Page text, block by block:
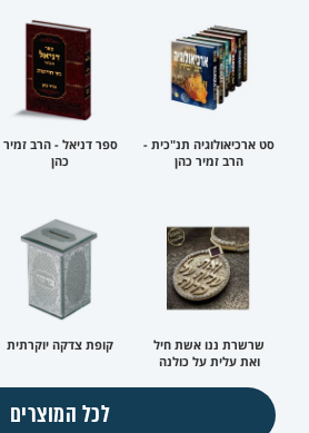
סט ארכיאולוגיה תנ"כית -
הרב זמיר כהן
ספר דניאל - הרב זמיר
כהן
שרשרת ננו אשת חיל
ואת עלית על כולנה
קופת צדקה יוקרתית
לכל המוצרים